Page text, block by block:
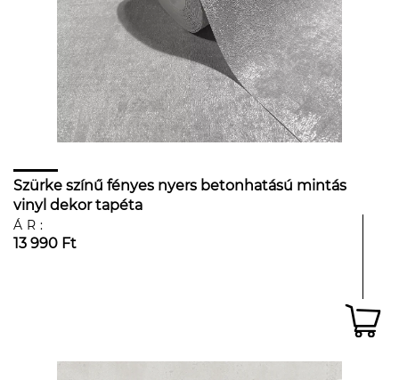
Szürke színű fényes nyers betonhatású mintás
vinyl dekor tapéta
ÁR:
13 990 Ft